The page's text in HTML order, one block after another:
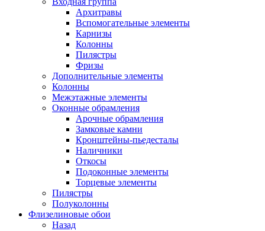
Архитравы
Вспомогательные элементы
Карнизы
Колонны
Пилястры
Фризы
Дополнительные элементы
Колонны
Межэтажные элементы
Оконные обрамления
Арочные обрамления
Замковые камни
Кронштейны-пьедесталы
Наличники
Откосы
Подоконные элементы
Торцевые элементы
Пилястры
Полуколонны
Флизелиновые обои
Назад